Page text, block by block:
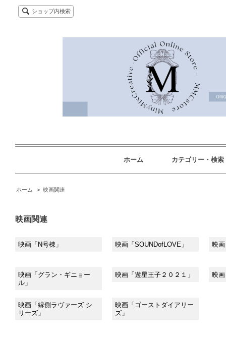
ショップ内検索
ホーム カテゴリー・検索
ホーム > 映画関連
映画関連
映画「N号棟」 映画「SOUNDofLOVE」 映
映画「グラン・ギニョー
ル」
映画「遊星王子２０２１」 映
映画「縁側ラヴァーズ シ
リーズ」
映画「ゴーストダイアリー
ズ」